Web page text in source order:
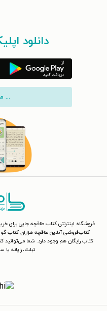
دانلود
...
فروشگاه اینترنتی کتاب طاقچه جایی برای
کتاب‌فروشی آنلاین طاقچه هزاران کتاب
کتاب رایگان هم وجود دارد. شما می‌توانید
تبلت، رایانه